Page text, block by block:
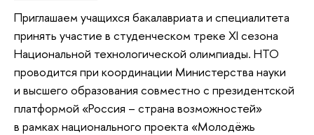
Приглашаем учащихся бакалавриата и специалитета
принять участие в студенческом треке XI сезона
Национальной технологической олимпиады. НТО
проводится при координации Министерства науки
и высшего образования совместно с президентской
платформой «Россия – страна возможностей»
в рамках национального проекта «Молодёжь